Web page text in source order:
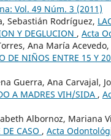
Vol. 49 Núm. 3 (2011)
Sebastián Rodríguez,
Y DEGLUCION , Acta
Ana María
DE NIÑOS ENTRE 15 Y
Guerra, Ana Carvajal,
A MADRES VIH/SIDA ,
Albornoz, Mariana
CASO , Acta